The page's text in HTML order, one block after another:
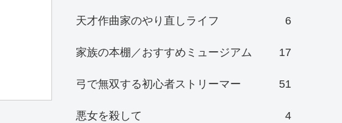
天才作曲家のやり直しライフ 6
家族の本棚／おすすめミュージアム 17
弓で無双する初心者ストリーマー 51
悪女を殺して 4